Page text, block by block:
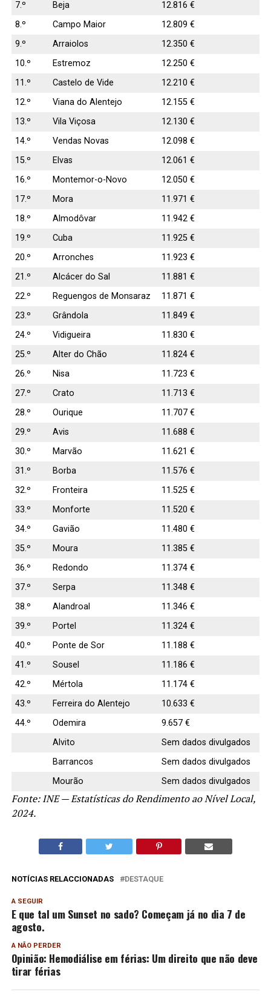
7.º Beja
12.816 €
8.º
Campo Maior
12.809 €
9.º
Arraiolos
12.350 €
10.º
Estremoz
12.250 €
11.º
Castelo de Vide
12.210 €
12.º
Viana do Alentejo
12.155 €
13.º
Vila Viçosa
12.130 €
14.º
Vendas Novas
12.098 €
15.º
Elvas
12.061 €
16.º
Montemor-o-Novo
12.050 €
17.º
Mora
11.971 €
18.º
Almodôvar
11.942 €
19.º
Cuba
11.925 €
20.º
Arronches
11.923 €
21.º
Alcácer do Sal
11.881 €
22.º
Reguengos de Monsaraz
11.871 €
23.º
Grândola
11.849 €
24.º
Vidigueira
11.830 €
25.º
Alter do Chão
11.824 €
26.º
Nisa
11.723 €
27.º
Crato
11.713 €
28.º
Ourique
11.707 €
29.º
Avis
11.688 €
30.º
Marvão
11.621 €
31.º
Borba
11.576 €
32.º
Fronteira
11.525 €
33.º
Monforte
11.520 €
34.º
Gavião
11.480 €
35.º
Moura
11.385 €
36.º
Redondo
11.374 €
37.º
Serpa
11.348 €
38.º
Alandroal
11.346 €
39.º
Portel
11.324 €
40.º
Ponte de Sor
11.188 €
41.º
Sousel
11.186 €
42.º
Mértola
11.174 €
43.º
Ferreira do Alentejo
10.633 €
44.º
Odemira
9.657 €
Alvito
Sem dados divulgados
Barrancos
Sem dados divulgados
Mourão
Sem dados divulgados
Fonte: INE — Estatísticas do Rendimento ao Nível Local,
2024.
NOTÍCIAS RELACCIONADAS DESTAQUE
A SEGUIR
E que tal um Sunset no sado? Começam já no dia 7 de
agosto.
A NÃO PERDER
Opinião: Hemodiálise em férias: Um direito que não deve
tirar férias